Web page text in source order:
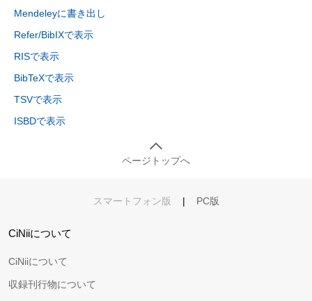
Mendeleyに書き出し
Refer/BibIXで表示
RISで表示
BibTeXで表示
TSVで表示
ISBDで表示
ページトップへ
スマートフォン版 | PC版
CiNiiについて
CiNiiについて
収録刊行物について